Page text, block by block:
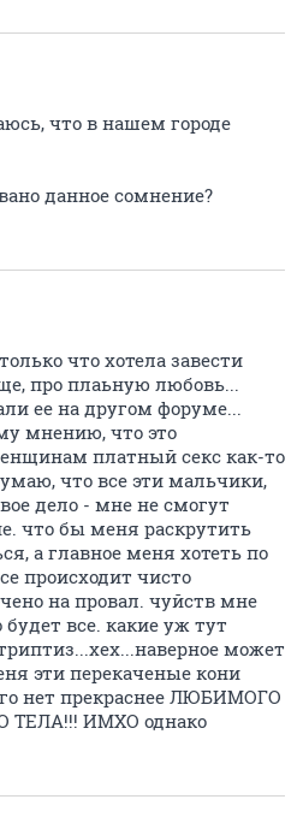
что в нашем городе
данное сомнение?
что хотела завести
про плаьную любовь...
ее на другом форуме...
мнению, что это
платный секс как-то
что все эти мальчики,
дело - мне не смогут
что бы меня раскрутить
а главное меня хотеть по
происходит чисто
на провал. чуйств мне
будет все. какие уж тут
может
эти перекаченые кони
нет прекраснее ЛЮБИМОГО
ИМХО однако